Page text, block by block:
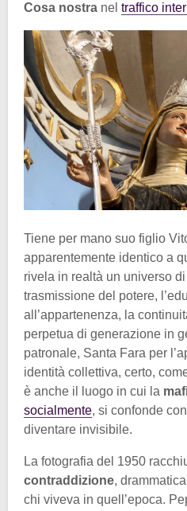
Cosa nostra nel traffico
Tiene per mano suo figlio
apparentemente identico a
rivela in realtà un universo
trasmissione del potere,
all’appartenenza, la
perpetua di generazione in
patronale, Santa Fara per
identità collettiva, certo,
è anche il luogo in cui la
socialmente, si confonde
diventare invisibile.
La fotografia del 1950
contraddizione,
chi viveva in quell’epoca.